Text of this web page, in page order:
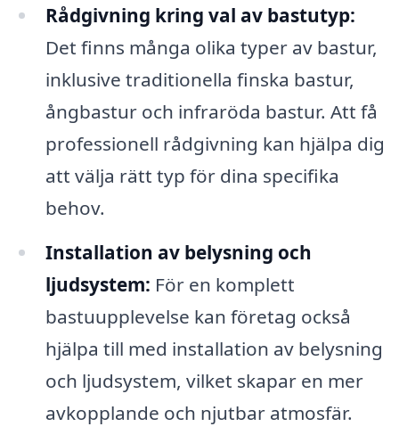
Rådgivning kring val av bastutyp:
Det finns många olika typer av bastur,
inklusive traditionella finska bastur,
ångbastur och infraröda bastur. Att få
professionell rådgivning kan hjälpa dig
att välja rätt typ för dina specifika
behov.
Installation av belysning och
ljudsystem: För en komplett
bastuupplevelse kan företag också
hjälpa till med installation av belysning
och ljudsystem, vilket skapar en mer
avkopplande och njutbar atmosfär.